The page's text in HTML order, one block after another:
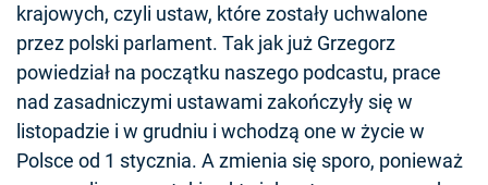
krajowych, czyli ustaw, które zostały uchwalone
przez polski parlament. Tak jak już Grzegorz
powiedział na początku naszego podcastu, prace
nad zasadniczymi ustawami zakończyły się w
listopadzie i w grudniu i wchodzą one w życie w
Polsce od 1 stycznia. A zmienia się sporo, ponieważ